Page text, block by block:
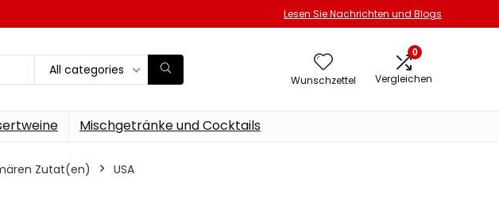
Lesen Sie Nachrichten und Blogs
All categories
Wunschzettel
0
Vergleichen
Mischgetränke und Cocktails
Zutat(en) ‎USA